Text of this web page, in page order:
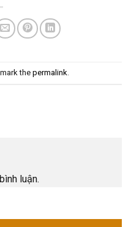
the permalink
luận.